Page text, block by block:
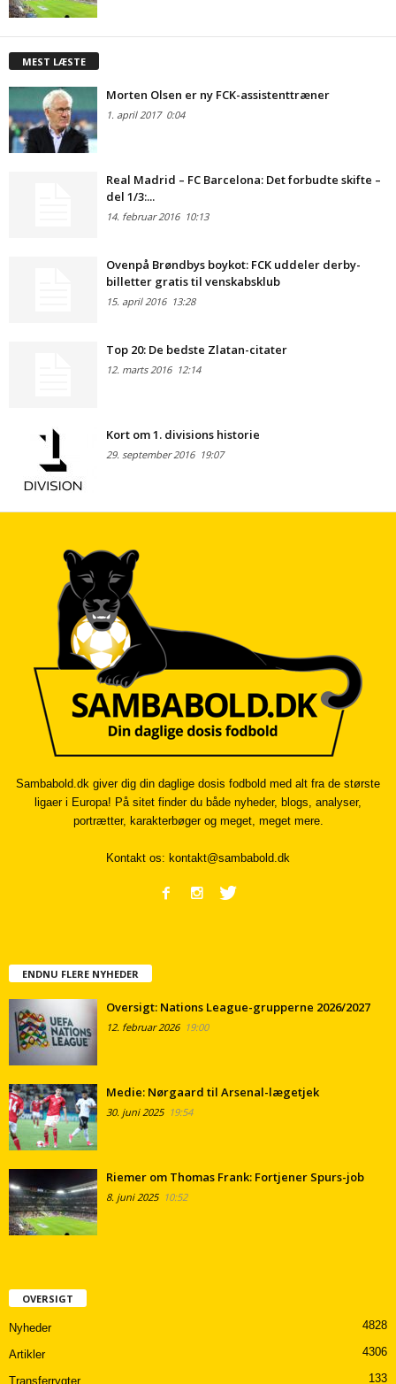
MEST LÆSTE
Morten Olsen er ny FCK-assistenttræner
1. april 20170:04
Real Madrid – FC Barcelona: Det forbudte skifte –
del 1/3:...
14. februar 201610:13
Ovenpå Brøndbys boykot: FCK uddeler derby-
billetter gratis til venskabsklub
15. april 201613:28
Top 20: De bedste Zlatan-citater
12. marts 201612:14
Kort om 1. divisions historie
29. september 201619:07
Sambabold.dk giver dig din daglige dosis fodbold med alt fra de største
ligaer i Europa! På sitet finder du både nyheder, blogs, analyser,
portrætter, karakterbøger og meget, meget mere.
Kontakt os: kontakt@sambabold.dk
ENDNU FLERE NYHEDER
Oversigt: Nations League-grupperne 2026/2027
12. februar 202619:00
Medie: Nørgaard til Arsenal-lægetjek
30. juni 202519:54
Riemer om Thomas Frank: Fortjener Spurs-job
8. juni 202510:52
OVERSIGT
Nyheder 4828
Artikler 4306
Transferrygter 133